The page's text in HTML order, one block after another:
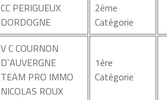
CC PERIGUEUX
DORDOGNE
2ème
Catégorie
V C COURNON
D`AUVERGNE
TEAM PRO IMMO
NICOLAS ROUX
1ère
Catégorie